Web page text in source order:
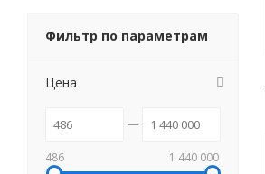
Фильтр по параметрам
Цена
486 1 440 000